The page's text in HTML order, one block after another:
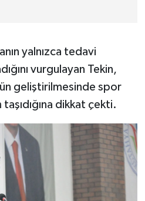
yalnızca tedavi
vurgulayan Tekin,
geliştirilmesinde spor
taşıdığına dikkat çekti.